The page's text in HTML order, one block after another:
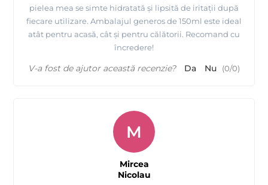
pielea mea se simte hidratată și lipsită de iritații după
fiecare utilizare. Ambalajul generos de 150ml este ideal
atât pentru acasă, cât și pentru călătorii. Recomand cu
încredere!
V-a fost de ajutor această recenzie? Da Nu (0/0)
M
Mircea
Nicolau